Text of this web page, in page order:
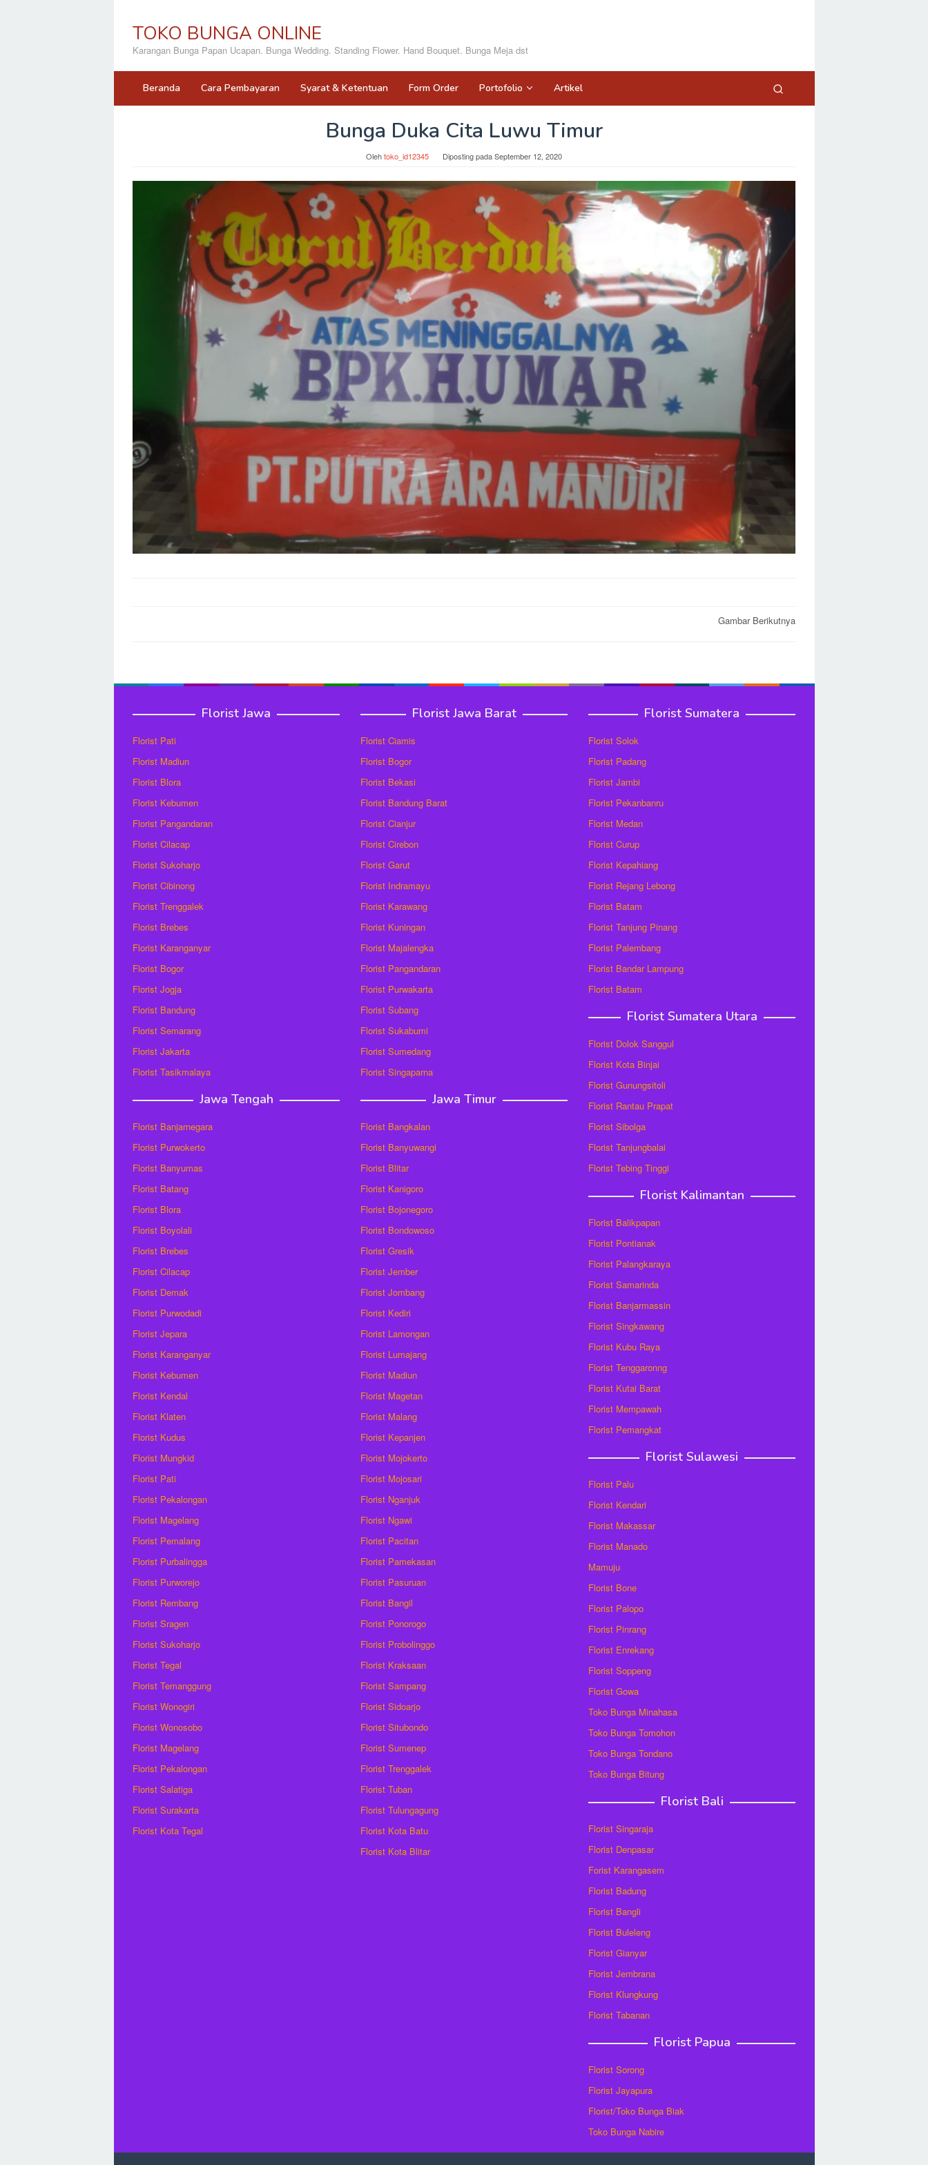
TOKO BUNGA ONLINE
Karangan Bunga Papan Ucapan. Bunga Wedding. Standing Flower. Hand Bouquet. Bunga Meja dst
Beranda Cara Pembayaran Syarat & Ketentuan Form Order Portofolio Artikel
Bunga Duka Cita Luwu Timur
Olehtoko_id12345 Diposting padaSeptember 12, 2020
Gambar Berikutnya
Florist Jawa
Florist Pati
Florist Madiun
Florist Blora
Florist Kebumen
Florist Pangandaran
Florist Cilacap
Florist Sukoharjo
Florist Cibinong
Florist Trenggalek
Florist Brebes
Florist Karanganyar
Florist Bogor
Florist Jogja
Florist Bandung
Florist Semarang
Florist Jakarta
Florist Tasikmalaya
Jawa Tengah
Florist Banjarnegara
Florist Purwokerto
Florist Banyumas
Florist Batang
Florist Blora
Florist Boyolali
Florist Brebes
Florist Cilacap
Florist Demak
Florist Purwodadi
Florist Jepara
Florist Karanganyar
Florist Kebumen
Florist Kendal
Florist Klaten
Florist Kudus
Florist Mungkid
Florist Pati
Florist Pekalongan
Florist Magelang
Florist Pemalang
Florist Purbalingga
Florist Purworejo
Florist Rembang
Florist Sragen
Florist Sukoharjo
Florist Tegal
Florist Temanggung
Florist Wonogiri
Florist Wonosobo
Florist Magelang
Florist Pekalongan
Florist Salatiga
Florist Surakarta
Florist Kota Tegal
Florist Jawa Barat
Florist Ciamis
Florist Bogor
Florist Bekasi
Florist Bandung Barat
Florist Cianjur
Florist Cirebon
Florist Garut
Florist Indramayu
Florist Karawang
Florist Kuningan
Florist Majalengka
Florist Pangandaran
Florist Purwakarta
Florist Subang
Florist Sukabumi
Florist Sumedang
Florist Singaparna
Jawa Timur
Florist Bangkalan
Florist Banyuwangi
Florist Blitar
Florist Kanigoro
Florist Bojonegoro
Florist Bondowoso
Florist Gresik
Florist Jember
Florist Jombang
Florist Kediri
Florist Lamongan
Florist Lumajang
Florist Madiun
Florist Magetan
Florist Malang
Florist Kepanjen
Florist Mojokerto
Florist Mojosari
Florist Nganjuk
Florist Ngawi
Florist Pacitan
Florist Pamekasan
Florist Pasuruan
Florist Bangil
Florist Ponorogo
Florist Probolinggo
Florist Kraksaan
Florist Sampang
Florist Sidoarjo
Florist Situbondo
Florist Sumenep
Florist Trenggalek
Florist Tuban
Florist Tulungagung
Florist Kota Batu
Florist Kota Blitar
Florist Sumatera
Florist Solok
Florist Padang
Florist Jambi
Florist Pekanbanru
Florist Medan
Florist Curup
Florist Kepahiang
Florist Rejang Lebong
Florist Batam
Florist Tanjung Pinang
Florist Palembang
Florist Bandar Lampung
Florist Batam
Florist Sumatera Utara
Florist Dolok Sanggul
Florist Kota Binjai
Florist Gunungsitoli
Florist Rantau Prapat
Florist Sibolga
Florist Tanjungbalai
Florist Tebing Tinggi
Florist Kalimantan
Florist Balikpapan
Florist Pontianak
Florist Palangkaraya
Florist Samarinda
Florist Banjarmassin
Florist Singkawang
Florist Kubu Raya
Florist Tenggaronng
Florist Kutai Barat
Florist Mempawah
Florist Pemangkat
Florist Sulawesi
Florist Palu
Florist Kendari
Florist Makassar
Florist Manado
Mamuju
Florist Bone
Florist Palopo
Florist Pinrang
Florist Enrekang
Florist Soppeng
Florist Gowa
Toko Bunga Minahasa
Toko Bunga Tomohon
Toko Bunga Tondano
Toko Bunga Bitung
Florist Bali
Florist Singaraja
Florist Denpasar
Forist Karangasem
Florist Badung
Florist Bangli
Florist Buleleng
Florist Gianyar
Florist Jembrana
Florist Klungkung
Florist Tabanan
Florist Papua
Florist Sorong
Florist Jayapura
Florist/Toko Bunga Biak
Toko Bunga Nabire